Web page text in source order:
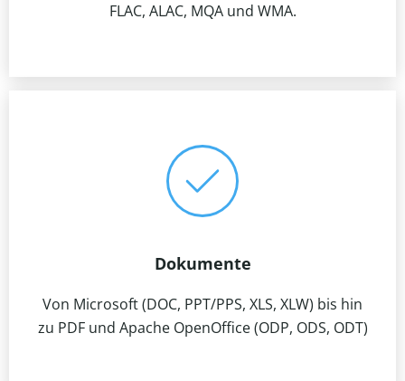
FLAC, ALAC, MQA und WMA.
Dokumente
Von Microsoft (DOC, PPT/PPS, XLS, XLW) bis hin
zu PDF und Apache OpenOffice (ODP, ODS, ODT)